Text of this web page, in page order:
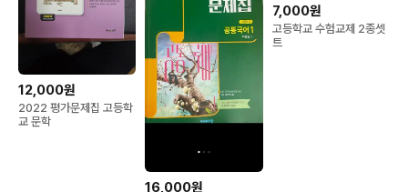
12,000원
2022 평가문제집 고등학
교 문학
16,000원
7,000원
고등학교 수험교제 2종셋
트